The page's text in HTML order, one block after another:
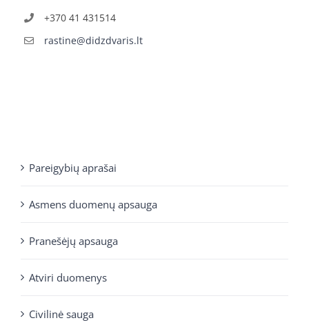
+370 41 431514
rastine@didzdvaris.lt
Pareigybių aprašai
Asmens duomenų apsauga
Pranešėjų apsauga
Atviri duomenys
Civilinė sauga